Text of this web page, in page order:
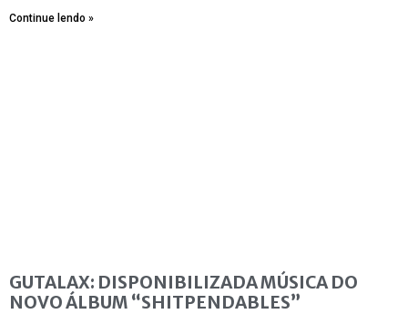
Continue lendo »
GUTALAX: DISPONIBILIZADA MÚSICA DO
NOVO ÁLBUM “SHITPENDABLES”